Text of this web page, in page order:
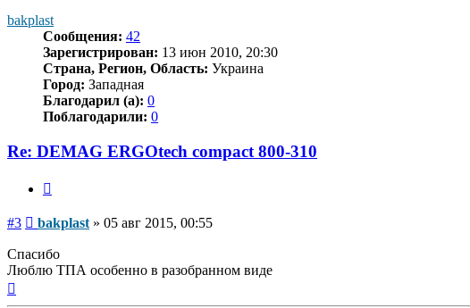
bakplast
Сообщения: 42
Зарегистрирован: 13 июн 2010, 20:30
Страна, Регион, Область: Украина
Город: Западная
Благодарил (а): 0
Поблагодарили: 0
Re: DEMAG ERGOtech compact 800-310
#3 Сообщение
bakplast » 05 авг 2015, 00:55
Спасибо
Люблю ТПА особенно в разобранном виде